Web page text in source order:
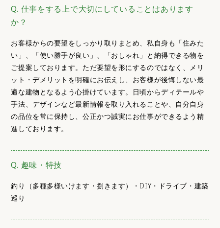
Q. 仕事をする上で大切にしていることはあります
か？
お客様からの要望をしっかり取りまとめ、私自身も「住みた
い」、「使い勝手が良い」、「おしゃれ」と納得できる物を
ご提案しております。ただ要望を形にするのではなく、メリ
ット・デメリットを明確にお伝えし、お客様が後悔しない最
適な建物となるよう心掛けています。日頃からディテールや
手法、デザインなど最新情報を取り入れることや、自分自身
の品位を常に保持し、公正かつ誠実にお仕事ができるよう精
進しております。
Q. 趣味・特技
釣り（多種多様いけます・捌きます）・DIY・ドライブ・建築
巡り